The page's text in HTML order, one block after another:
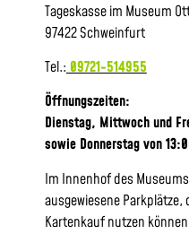
Tageskasse im Museum
97422 Schweinfurt
Tel.: 09721-514955
Öffnungszeiten:
Dienstag, Mittwoch und
sowie Donnerstag von
Im Innenhof des
ausgewiesene Parkplätze,
Kartenkauf nutzen